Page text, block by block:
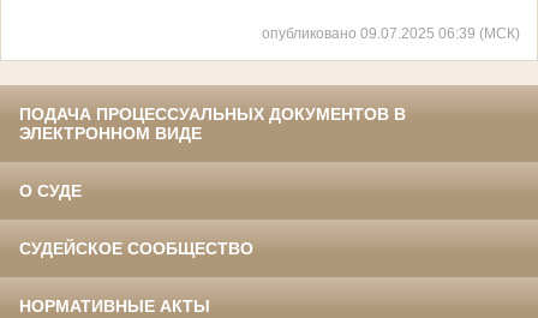
опубликовано 09.07.2025 06:39 (МСК)
ПОДАЧА ПРОЦЕССУАЛЬНЫХ ДОКУМЕНТОВ В
ЭЛЕКТРОННОМ ВИДЕ
О СУДЕ
СУДЕЙСКОЕ СООБЩЕСТВО
НОРМАТИВНЫЕ АКТЫ